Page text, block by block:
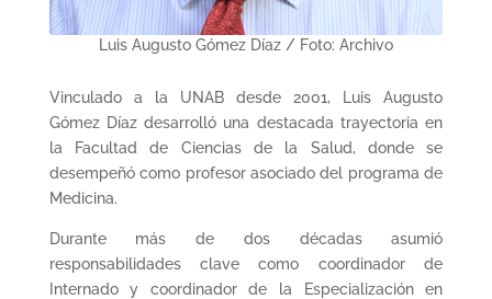
Luis Augusto Gómez Díaz / Foto: Archivo
Vinculado a la UNAB desde 2001, Luis Augusto
Gómez Díaz desarrolló una destacada trayectoria en
la Facultad de Ciencias de la Salud, donde se
desempeñó como profesor asociado del programa de
Medicina.
Durante más de dos décadas asumió
responsabilidades clave como coordinador de
Internado y coordinador de la Especialización en